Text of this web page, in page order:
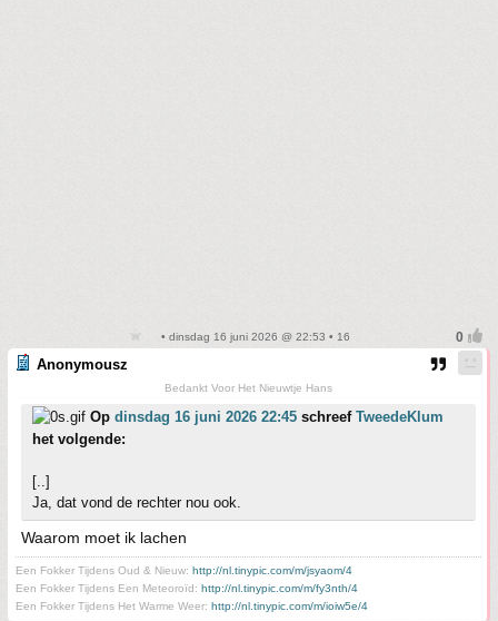
• dinsdag 16 juni 2026 @ 22:53 • 16
Anonymousz
Bedankt Voor Het Nieuwtje Hans
Op dinsdag 16 juni 2026 22:45 schreef TweedeKlum
het volgende:
[..]
Ja, dat vond de rechter nou ook.
Waarom moet ik lachen
Een Fokker Tijdens Oud & Nieuw: http://nl.tinypic.com/m/jsyaom/4
Een Fokker Tijdens Een Meteoroïd: http://nl.tinypic.com/m/fy3nth/4
Een Fokker Tijdens Het Warme Weer: http://nl.tinypic.com/m/ioiw5e/4